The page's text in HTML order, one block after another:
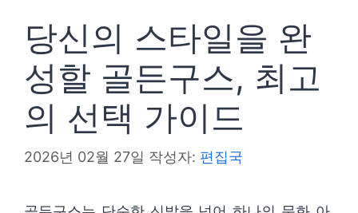
당신의 스타일을 완
성할 골든구스, 최고
의 선택 가이드
2026년 02월 27일 작성자: 편집국